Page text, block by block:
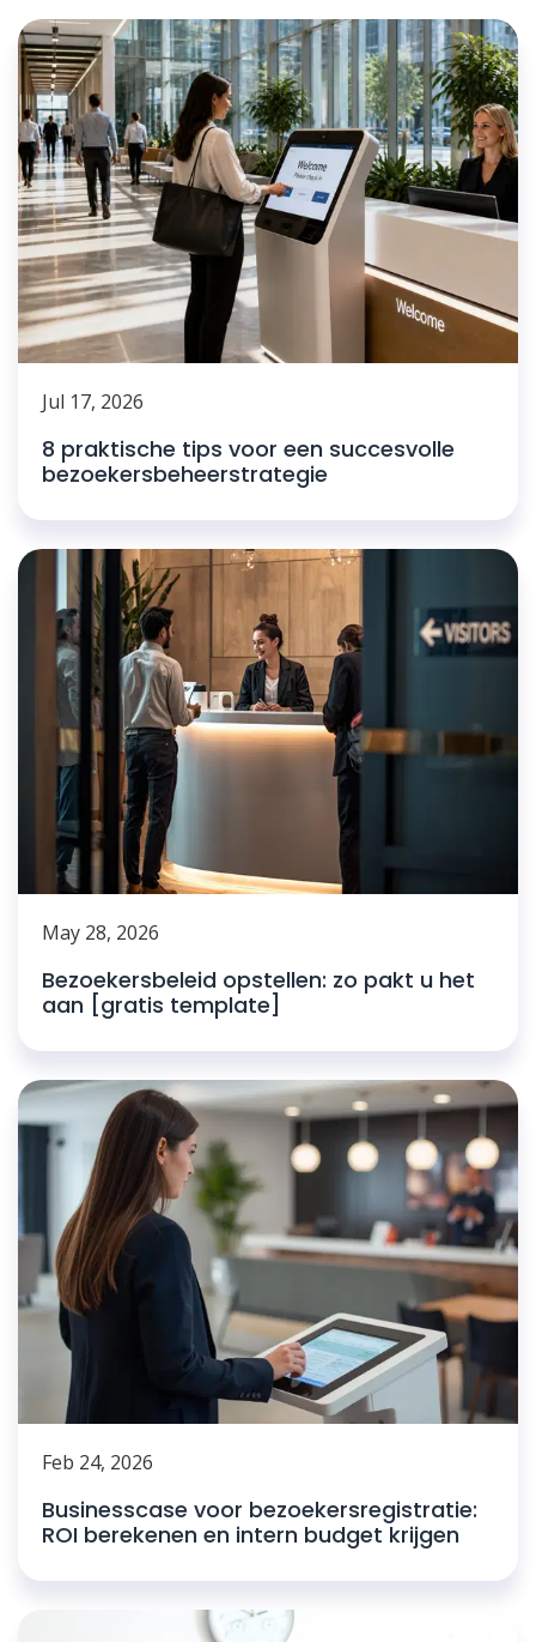
Jul 17, 2026
8 praktische tips voor een succesvolle
bezoekersbeheerstrategie
May 28, 2026
Bezoekersbeleid opstellen: zo pakt u het
aan [gratis template]
Feb 24, 2026
Businesscase voor bezoekersregistratie:
ROI berekenen en intern budget krijgen